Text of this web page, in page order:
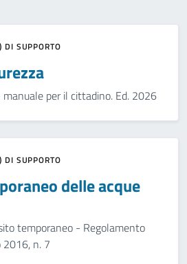
DI SUPPORTO
manuale per il cittadino. Ed. 2026
DI SUPPORTO
delle acque
temporaneo - Regolamento
2016, n. 7